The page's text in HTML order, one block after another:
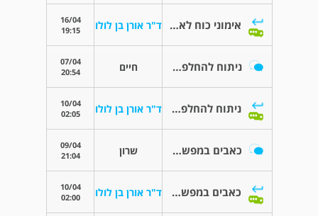
אימוני כוח לאחר פרטס בילדות ד"ר אורן בן לולו
16/04
19:15
ניתוח להחלפת מפרק ברך ופלטפוס? חיים
07/04
20:54
ניתוח להחלפת מפרק ברך ופלטפוס? ד"ר אורן בן לולו
10/04
02:05
כאבים במפשעה (על רקע דלקת פרקים) - MRI שרון
09/04
21:04
כאבים במפשעה (על רקע דלקת פרקים) - MRI ד"ר אורן בן לולו
10/04
02:00